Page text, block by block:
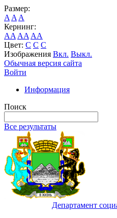
Размер:
A A A
Кернинг:
AA AA AA
Цвет: C C C
Изображения Вкл. Выкл.
Обычная версия сайта
Войти
Информация
Поиск
Все результаты
Департамент